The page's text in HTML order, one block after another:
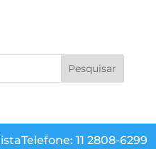
Telefone: 11 2808-6299